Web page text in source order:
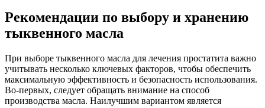
Рекомендации по выбору и хранению
тыквенного масла
При выборе тыквенного масла для лечения простатита важно
учитывать несколько ключевых факторов, чтобы обеспечить
максимальную эффективность и безопасность использования.
Во-первых, следует обращать внимание на способ
производства масла. Наилучшим вариантом является